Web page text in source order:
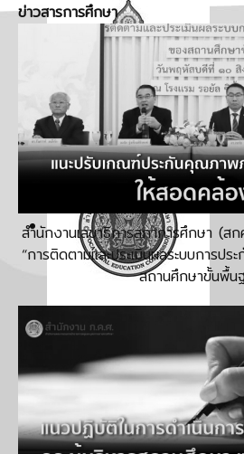
ข่าวสารการศึกษา
สำนักงานเลขาธิการสภาการศึกษา (ส
“การติดตามและประเมินผลระบบการ
สถานศึกษาขั้นพื้น